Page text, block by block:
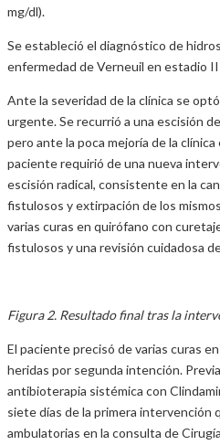
mg/dl).
Se estableció el diagnóstico de
enfermedad de Verneuil en estadio
Ante la severidad de la clínica se
urgente. Se recurrió a una escisión
pero ante la poca mejoría de la
paciente requirió de una nueva
escisión radical, consistente en la
fistulosos y extirpación de los
varias curas en quirófano con
fistulosos y una revisión cuidadosa
Figura 2. Resultado final tras la
El paciente precisó de varias curas
heridas por segunda intención.
antibioterapia sistémica con
siete días de la primera intervención
ambulatorias en la consulta de